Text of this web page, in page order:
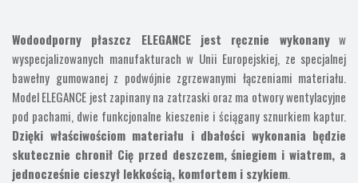
Wodoodporny płaszcz ELEGANCE jest ręcznie wykonanyw
wyspecjalizowanych manufakturach w Unii Europejskiej, ze specjalnej
bawełny gumowanej z podwójnie zgrzewanymi łączeniami materiału.
Model ELEGANCE jest zapinany na zatrzaski oraz ma otwory wentylacyjne
pod pachami, dwie funkcjonalne kieszenie i ściągany sznurkiem kaptur.
Dzięki właściwościom materiału i dbałości wykonania będzie
skutecznie chronił Cię przed deszczem, śniegiem i wiatrem, a
jednocześnie cieszył lekkością, komfortem i szykiem.